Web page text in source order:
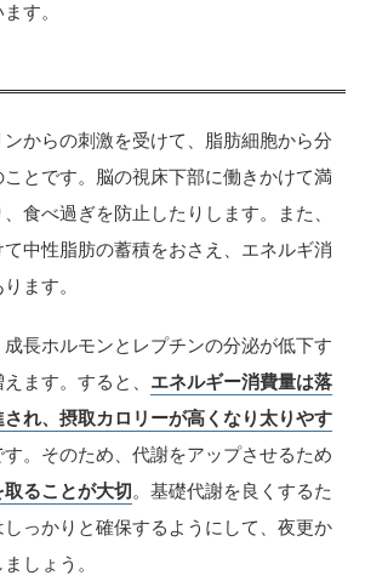
す。
からの刺激を受けて、脂肪細胞から分
とです。脳の視床下部に働きかけて満
食べ過ぎを防止したりします。また、
中性脂肪の蓄積をおさえ、エネルギ消
ます。
長ホルモンとレプチンの分泌が低下す
ます。すると、 エネルギー消費量は落
れ、摂取カロリーが高くなり太りやす
す。そのため、代謝をアップさせるため
ることが大切。基礎代謝を良くするた
っかりと確保するようにして、夜更か
しょう。